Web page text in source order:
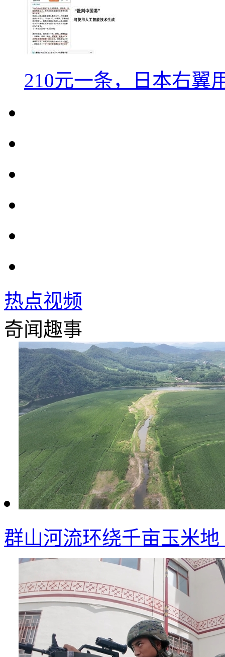
210元一条，日本右翼
热点视频
奇闻趣事
群山河流环绕千亩玉米地